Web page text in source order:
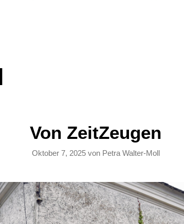
Von ZeitZeugen
Oktober 7, 2025 von Petra Walter-Moll